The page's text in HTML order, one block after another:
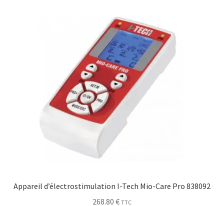
Appareil d’électrostimulation I-Tech Mio-Care Pro 838092
268.80 € TTC